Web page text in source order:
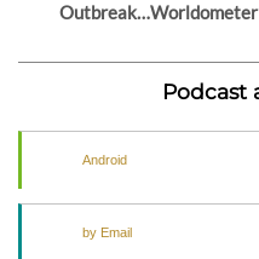
Outbreak…Worldometer
Podcast
Android
by Email